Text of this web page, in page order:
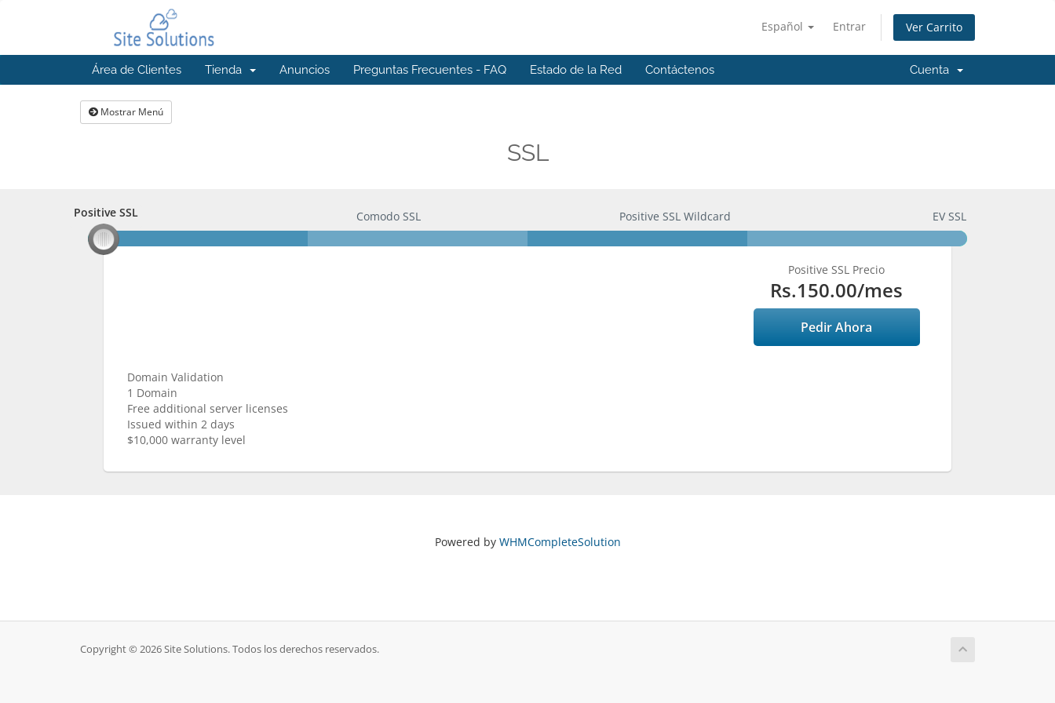
Español Entrar Ver Carrito
Área de Clientes Tienda Anuncios Preguntas Frecuentes - FAQ Estado de la Red Contáctenos Cuenta
Mostrar Menú
SSL
Positive SSL
Positive SSL Comodo SSL Positive SSL Wildcard EV SSL
Positive SSL Precio
Rs.150.00/mes
Pedir Ahora
Domain Validation
1 Domain
Free additional server licenses
Issued within 2 days
$10,000 warranty level
Powered by WHMCompleteSolution
Copyright © 2026 Site Solutions. Todos los derechos reservados.